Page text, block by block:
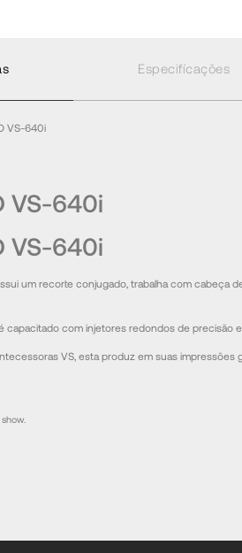
Especifícações
VS-640i
VS-640i
VS-640i
um recorte conjugado, trabalha com cabeça
capacitado com injetores redondos de precisão
VS, esta produz em suas